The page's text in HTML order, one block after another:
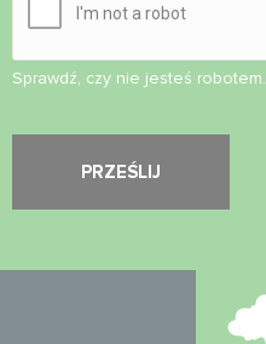
Sprawdź, czy nie jesteś robotem.